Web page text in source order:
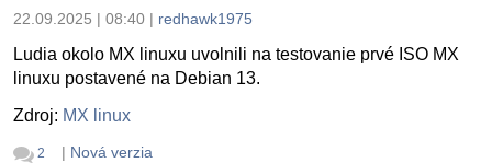
22.09.2025 | 08:40 | redhawk1975
Ludia okolo MX linuxu uvolnili na testovanie prvé ISO MX
linuxu postavené na Debian 13.
Zdroj: MX linux
2 | Nová verzia